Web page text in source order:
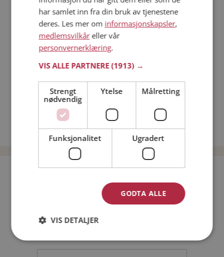
Trinn 3 - Tips til hvordan du tar kontakt
Sikker dating
Dating på mobilen
Dating på Møteplassen
Menn fra Sel
Date kvinner i Norge
Date menn i Norge
Mann Kvinne
har samlet inn fra din bruk av tjenestene
deres. Les mer om informasjonskapsler,
medlemsvilkåreller vår
personvernerklæring.
VIS ALLE PARTNERE(1913) →
Strengt
nødvendig
Ytelse Målretting
Funksjonalitet Ugradert
GODTA ALLE
VIS DETALJER